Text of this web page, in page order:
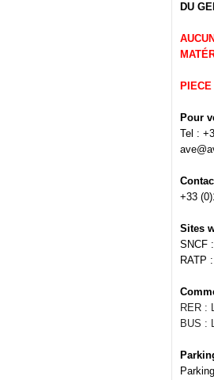
DU
Pour
Tel :
+33
Sites
SNCF :
RATP :
RER :
BUS :